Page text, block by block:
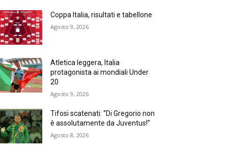
Coppa Italia, risultati e tabellone
Agosto 9, 2026
Atletica leggera, Italia
protagonista ai mondiali Under
20
Agosto 9, 2026
Tifosi scatenati: “Di Gregorio non
è assolutamente da Juventus!”
Agosto 8, 2026